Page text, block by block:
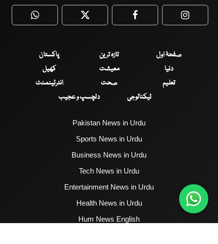
WhatsApp Twitter Facebook
صفحۂ اول تازہ ترین
پاکستان
دنیا
معیشت
کھیل
تعلیم
صحت
انٹرٹینمنٹ
ٹیکنالوجی
دلچسپ و عجیب
Pakistan News in Urdu
Sports News in Urdu
Business News in Urdu
Tech News in Urdu
Entertainment News in Urdu
Health News in Urdu
Hum News English